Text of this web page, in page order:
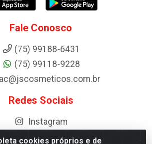
cookies próprios e de
Fale Conosco
(75) 99188-6431
(75) 99118-9228
Redes Sociais
Instagram